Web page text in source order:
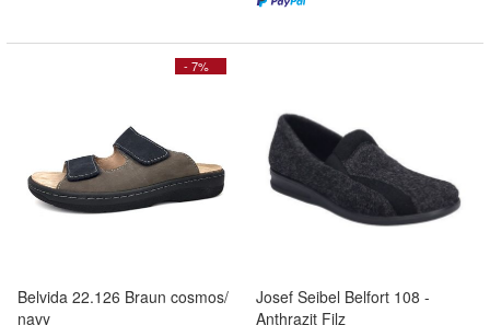
- 7%
Belvida 22.126 Braun cosmos/
navy
Josef Seibel Belfort 108 -
Anthrazit Filz